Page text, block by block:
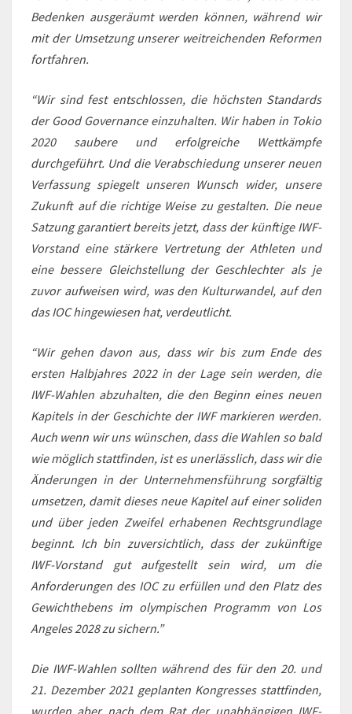
Bedenken ausgeräumt werden können, während wir
mit der Umsetzung unserer weitreichenden Reformen
fortfahren.
“Wir sind fest entschlossen, die höchsten Standards
der Good Governance einzuhalten. Wir haben in Tokio
2020 saubere und erfolgreiche Wettkämpfe
durchgeführt. Und die Verabschiedung unserer neuen
Verfassung spiegelt unseren Wunsch wider, unsere
Zukunft auf die richtige Weise zu gestalten. Die neue
Satzung garantiert bereits jetzt, dass der künftige IWF-
Vorstand eine stärkere Vertretung der Athleten und
eine bessere Gleichstellung der Geschlechter als je
zuvor aufweisen wird, was den Kulturwandel, auf den
das IOC hingewiesen hat, verdeutlicht.
“Wir gehen davon aus, dass wir bis zum Ende des
ersten Halbjahres 2022 in der Lage sein werden, die
IWF-Wahlen abzuhalten, die den Beginn eines neuen
Kapitels in der Geschichte der IWF markieren werden.
Auch wenn wir uns wünschen, dass die Wahlen so bald
wie möglich stattfinden, ist es unerlässlich, dass wir die
Änderungen in der Unternehmensführung sorgfältig
umsetzen, damit dieses neue Kapitel auf einer soliden
und über jeden Zweifel erhabenen Rechtsgrundlage
beginnt. Ich bin zuversichtlich, dass der zukünftige
IWF-Vorstand gut aufgestellt sein wird, um die
Anforderungen des IOC zu erfüllen und den Platz des
Gewichthebens im olympischen Programm von Los
Angeles 2028 zu sichern.”
Die IWF-Wahlen sollten während des für den 20. und
21. Dezember 2021 geplanten Kongresses stattfinden,
wurden aber nach dem Rat der unabhängigen IWF-